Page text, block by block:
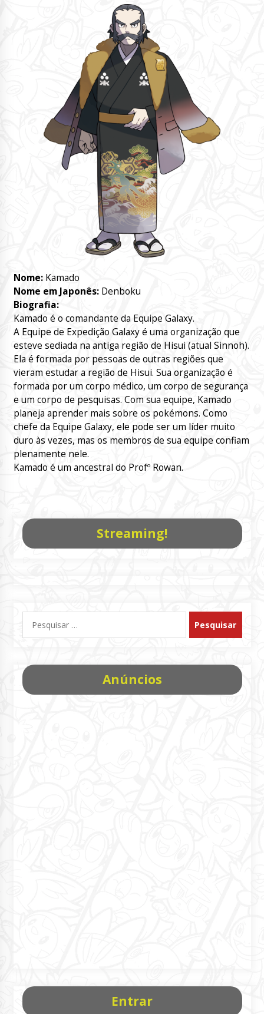
Nome:Kamado
Nome em Japonês:Denboku
Biografia:
Kamado é o comandante da Equipe Galaxy.
A Equipe de Expedição Galaxy é uma organização que
esteve sediada na antiga região de Hisui (atual Sinnoh).
Ela é formada por pessoas de outras regiões que
vieram estudar a região de Hisui. Sua organização é
formada por um corpo médico, um corpo de segurança
e um corpo de pesquisas. Com sua equipe, Kamado
planeja aprender mais sobre os pokémons. Como
chefe da Equipe Galaxy, ele pode ser um líder muito
duro às vezes, mas os membros de sua equipe confiam
plenamente nele.
Kamado é um ancestral do Profº Rowan.
Streaming!
por:
Anúncios
Entrar